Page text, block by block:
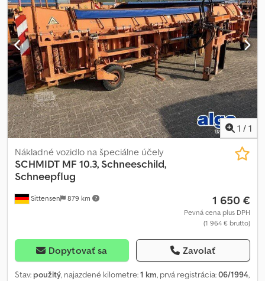
1 / 1
Sittensen 879 km
Nákladné vozidlo na špeciálne účely
SCHMIDT MF 10.3, Schneeschild,
Schneepflug
1 650 €
Pevná cena plus DPH
(1 964 € brutto)
Dopytovať sa Zavolať
Stav: použitý, najazdené kilometre:1 km, prvá registrácia:06/1994,